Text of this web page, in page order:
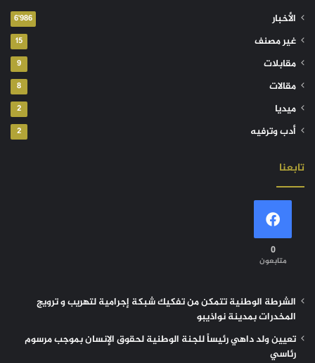
الأخبار 6٬986
غير مصنف 15
مقابلات 9
مقالات 8
ميديا 2
أدب وترفيه 2
تابعنا
0
متابعون
الشرطة الوطنية تتمكن من تفكيك شبكة إجرامية لتهريب و ترويج
المخدرات بمدينة نواذيبو
تعيين ولد داهي رئيساً للجنة الوطنية لحقوق الإنسان بموجب مرسوم
رئاسي